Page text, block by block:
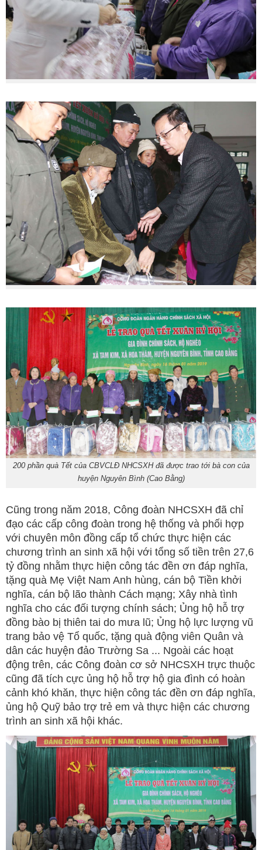
200 phần quà Tết của CBVCLĐ NHCSXH đã được trao tới bà con của
huyện Nguyên Bình (Cao Bằng)
Cũng trong năm 2018, Công đoàn NHCSXH đã chỉ
đạo các cấp công đoàn trong hệ thống và phối hợp
với chuyên môn đồng cấp tổ chức thực hiện các
chương trình an sinh xã hội với tổng số tiền trên 27,6
tỷ đồng nhằm thực hiện công tác đền ơn đáp nghĩa,
tặng quà Mẹ Việt Nam Anh hùng, cán bộ Tiền khởi
nghĩa, cán bộ lão thành Cách mạng; Xây nhà tình
nghĩa cho các đối tượng chính sách; Ủng hộ hỗ trợ
đồng bào bị thiên tai do mưa lũ; Ủng hộ lực lượng vũ
trang bảo vệ Tổ quốc, tặng quà động viên Quân và
dân các huyện đảo Trường Sa ... Ngoài các hoạt
động trên, các Công đoàn cơ sở NHCSXH trực thuộc
cũng đã tích cực ủng hộ hỗ trợ hộ gia đình có hoàn
cảnh khó khăn, thực hiện công tác đền ơn đáp nghĩa,
ủng hộ Quỹ bảo trợ trẻ em và thực hiện các chương
trình an sinh xã hội khác.